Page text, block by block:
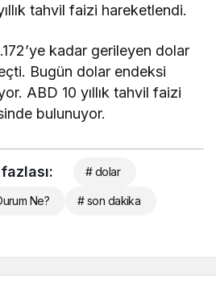
tahvil faizi hareketlendi.
kadar gerileyen dolar
Bugün dolar endeksi
ABD 10 yıllık tahvil faizi
bulunuyor.
# dolar
Ne? # son dakika